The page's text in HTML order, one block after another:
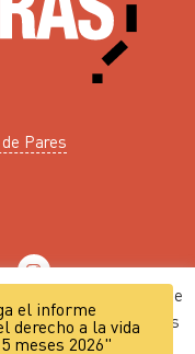
el informe
derecho a la vida
meses 2026"
Pares
Entendemos que
personalizar los ajustes